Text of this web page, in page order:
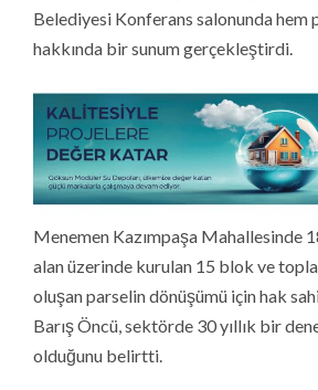
Belediyesi Konferans salonunda hem
hakkında bir sunum gerçekleştirdi.
Menemen Kazımpaşa Mahallesinde
alan üzerinde kurulan 15 blok ve
oluşan parselin dönüşümü için hak
Barış Öncü, sektörde 30 yıllık bir
olduğunu belirtti.